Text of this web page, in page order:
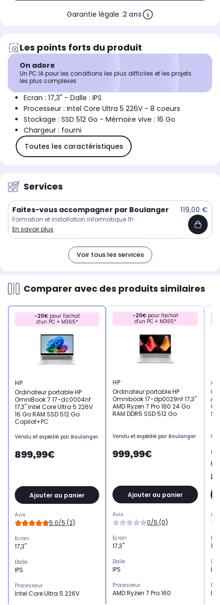
Garantie légale :2 ans
Les points forts du produit
On adore
Un PC IA pour les conditions les plus difficiles et les projets
les plus complexes
Ecran : 17,3" - Dalle : IPS
Processeur : Intel Core Ultra 5 226V - 8 coeurs
Stockage : SSD 512 Go - Mémoire vive : 16 Go
Chargeur : fourni
Toutes les caractéristiques
Services
Faites-vous accompagner par Boulanger 119,00 €
Formation et installation informatique 1h
En savoir plus
Voir tous les services
Comparer avec des produits similaires
-20€pour l'achat
d'un PC + M365*
HP
Ordinateur portable HP
OmniBook 7 17-dc0004nf
17,3" Intel Core Ultra 5 226V
16 Go RAM SSD 512 Go
Copilot+PC
Vendu et expédié par Boulanger
899,99€
Ajouter au panier
Avis
5.0/5 (2)
Ecran
17,3"
Dalle
IPS
Processeur
Intel Core Ultra 5 226V
-20€pour l'achat
d'un PC + M365*
HP
Ordinateur portable HP
Omnibook 17-dp0029nf 17,3"
AMD Ryzen 7 Pro 160 24 Go
RAM DDR5 SSD 512 Go
Vendu et expédié par Boulanger
999,99€
Ajouter au panier
Avis
0/5 (0)
Ecran
17,3"
Dalle
IPS
Processeur
AMD Ryzen 7 Pro 160
17"